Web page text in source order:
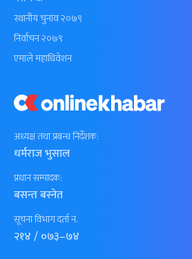
अध्यक्ष तथा प्रबन्ध निर्देशक:
धर्मराज भुसाल
प्रधान सम्पादक:
बसन्त बस्नेत
सूचना विभाग दर्ता नं.
२१४ / ०७३–७४
स्थानीय चुनाव २०७९
निर्वाचन २०७९
एमाले महाधिवेशन